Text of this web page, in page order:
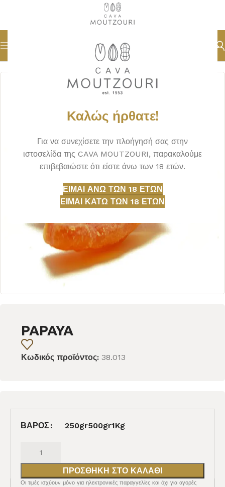
Καλώς ήρθατε!
Για να συνεχίσετε την πλοήγησή σας στην
ιστοσελίδα της CAVA MOUTZOURI, παρακαλούμε
επιβεβαιώστε ότι είστε άνω των 18 ετών.
ΕΊΜΑΙ ΆΝΩ ΤΩΝ 18 ΕΤΏΝ
ΕΊΜΑΙ ΚΆΤΩ ΤΩΝ 18 ΕΤΏΝ
Αρχική σελίδα ΑΠΟΞΗΡΑΜΕΝΑ
PAPAYA
Κωδικός προϊόντος: 38.013
ΒΆΡΟΣ 250gr500gr1Kg
ΠΡΟΣΘΉΚΗ ΣΤΟ ΚΑΛΆΘΙ
Οι τιμές ισχύουν μόνο για ηλεκτρονικές παραγγελίες και όχι για αγορές